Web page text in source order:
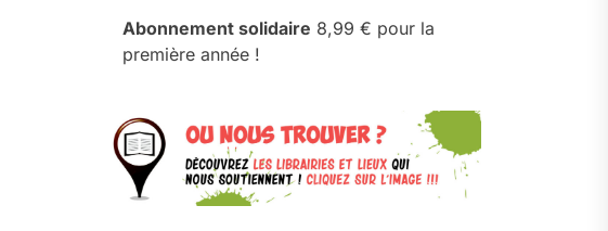
Abonnement solidaire 8,99 € pour la
première année !